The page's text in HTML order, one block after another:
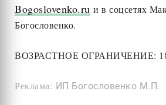
Bogoslovenko.ru и в соцсетях
Богословенко.
ВОЗРАСТНОЕ ОГРАНИЧЕНИЕ:
Реклама: ИП Богословенко М.П.